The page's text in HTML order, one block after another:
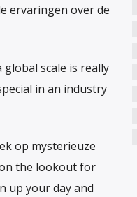
ervaringen over de
scale is really
in an industry
op mysterieuze
the lookout for
up your day and